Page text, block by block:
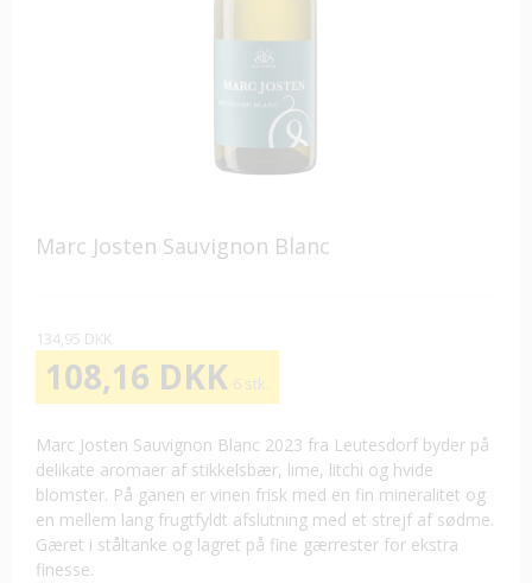
Marc Josten Sauvignon Blanc
134,95 DKK
108,16 DKK 6 stk.
Marc Josten Sauvignon Blanc 2023 fra Leutesdorf byder på
delikate aromaer af stikkelsbær, lime, litchi og hvide
blomster. På ganen er vinen frisk med en fin mineralitet og
en mellem lang frugtfyldt afslutning med et strejf af sødme.
Gæret i ståltanke og lagret på fine gærrester for ekstra
finesse.